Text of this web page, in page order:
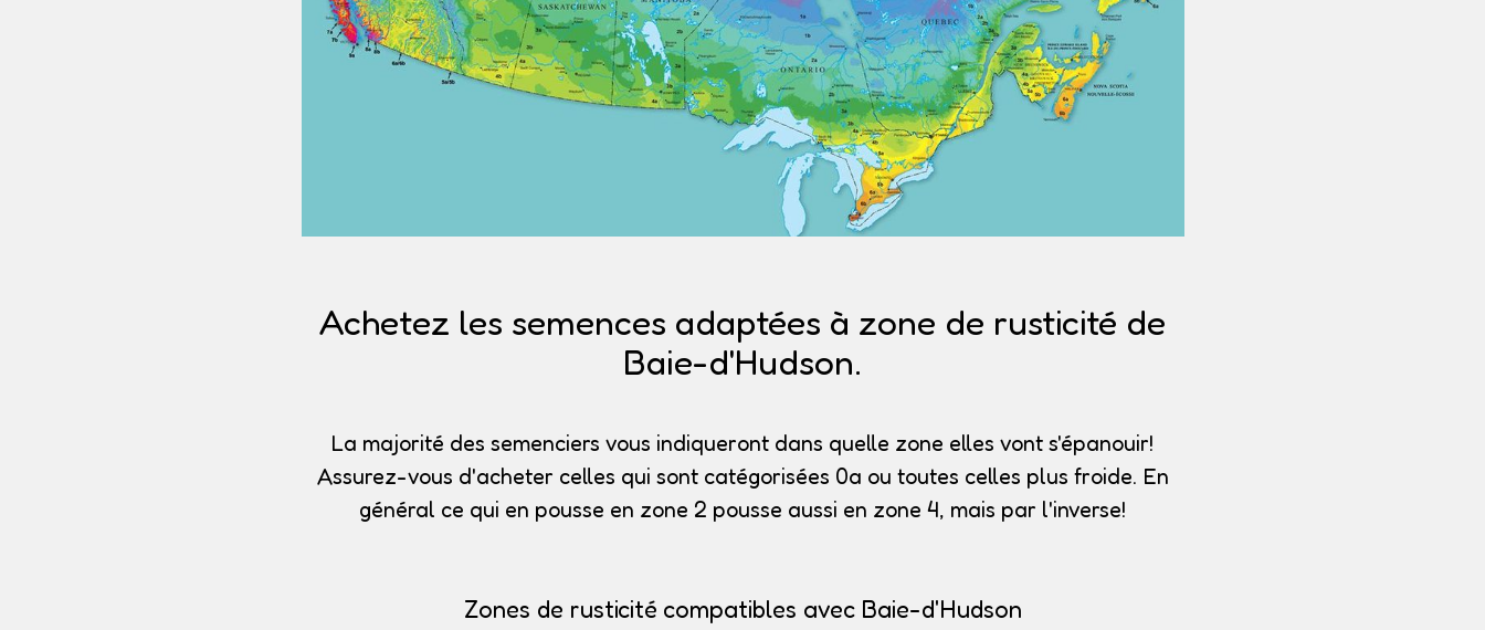
Achetez les semences adaptées à zone de rusticité de
Baie-d'Hudson.
La majorité des semenciers vous indiqueront dans quelle zone elles vont s'épanouir!
Assurez-vous d'acheter celles qui sont catégorisées 0a ou toutes celles plus froide. En
général ce qui en pousse en zone 2 pousse aussi en zone 4, mais par l'inverse!
Zones de rusticité compatibles avec Baie-d'Hudson